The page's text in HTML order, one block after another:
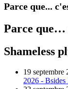
Parce que...
Parce que…
Shameless
19 septembre
2026 - Bsides